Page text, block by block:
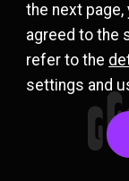
the next page,
agreed to the
refer to the
settings and